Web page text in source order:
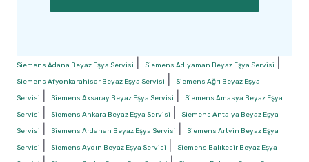
Siemens Adana Beyaz Eşya Servisi Siemens Adıyaman Beyaz Eşya Servisi
Siemens Afyonkarahisar Beyaz Eşya Servisi
Siemens Ağrı Beyaz Eşya
Servisi
Siemens Aksaray Beyaz Eşya Servisi
Siemens Amasya Beyaz Eşya
Servisi
Siemens Ankara Beyaz Eşya Servisi
Siemens Antalya Beyaz Eşya
Servisi
Siemens Ardahan Beyaz Eşya Servisi
Siemens Artvin Beyaz Eşya
Servisi
Siemens Aydın Beyaz Eşya Servisi
Siemens Balıkesir Beyaz Eşya